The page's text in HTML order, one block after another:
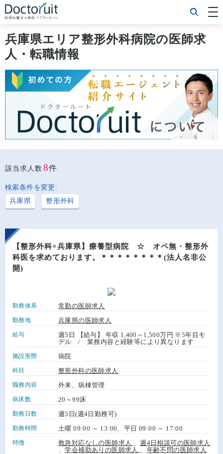
[常勤] 科目から探す
[常勤] 特徴から探す
[非常勤] エリアから探す
[非常勤] 科目から探す
Doctoruit医師転職特集
Doctoruitについて
運営者情報
プライバシーポリシー
兵庫県エリア整形外科病院の医師求
人・転職情報
該当求人数 8件
検索条件を変更:
兵庫県
整形外科
【整形外科×兵庫県】療養型病院 ☆ オペ無・整形外
科医を求めております。＊＊＊＊＊＊＊＊(法人名非公
開)
勤務体系 常勤の医師求人
勤務地 兵庫県の医師求人
給与
週5日 【給与】 年収 1,400～1,500万円 ※5年目モ
デル / 業務内容と経験等により異なります
施設形態 病院
科目 整形外科の医師求人
職務内容 外来、病棟管理
病床数 20～99床
勤務日数 週5日(週4日勤務可)
勤務時間 土曜 09:00 ～ 13:00、平日 09:00 ～ 17:00
特徴 救急対応なしの医師求人 、週4日相談可の医師求人
、学会補助ありの医師求人 年齢不問の医師求人